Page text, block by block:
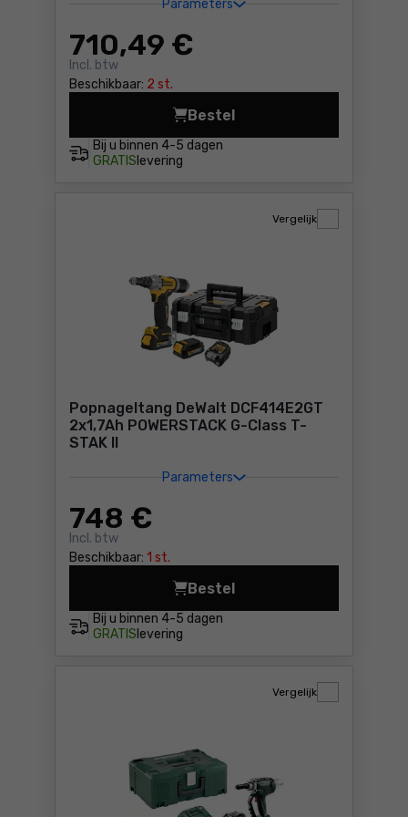
Parameters
710,49 €
Incl. btw
Beschikbaar: 2 st.
Bij u binnen 4-5 dagen
GRATIS levering
Bestel
Popnageltang DeWalt
Popnageltang DeWalt DCF414E2GT
2x1,7Ah POWERSTACK G-Class T-
STAK II
Parameters
748 €
Incl. btw
Beschikbaar: 1 st.
Vergelijk
Bij u binnen 4-5 dagen
GRATIS levering
Bestel
Popnageltang DeWalt
Vergelijk